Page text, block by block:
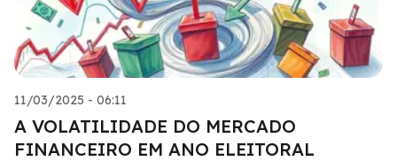
11/03/2025 - 06:11
A VOLATILIDADE DO MERCADO
FINANCEIRO EM ANO ELEITORAL